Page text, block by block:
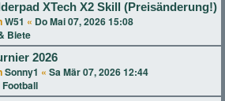
XTech X2 Skill (Preisänderung!)
W51 « Do Mai 07, 2026 15:08
Biete
2026
Sonny1 « Sa Mär 07, 2026 12:44